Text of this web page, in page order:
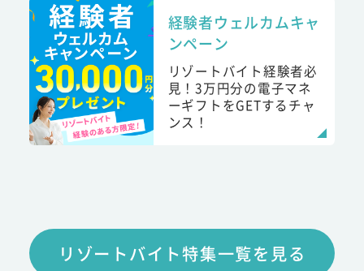
経験者ウェルカムキャ
ンペーン
リゾートバイト経験者必
見！3万円分の電子マネ
ーギフトをGETするチャ
ンス！
リゾートバイト特集一覧を見る